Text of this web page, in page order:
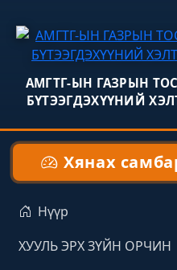
АМГТГ-ЫН ГАЗРЫН
БҮТЭЭГДЭХҮҮНИЙ
Хянах
Нүүр
ХУУЛЬ ЭРХ ЗҮЙН ОРЧИН